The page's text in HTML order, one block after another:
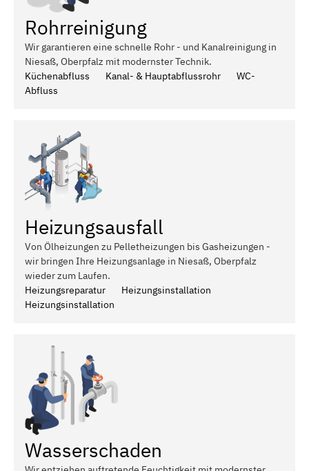
Rohrreinigung
Wir garantieren eine schnelle Rohr - und Kanalreinigung in
Niesaß, Oberpfalz mit modernster Technik.
Küchenabfluss
Kanal- & Hauptabflussrohr
WC-
Abfluss
Heizungsausfall
Von Ölheizungen zu Pelletheizungen bis Gasheizungen -
wir bringen Ihre Heizungsanlage in Niesaß, Oberpfalz
wieder zum Laufen.
Heizungsreparatur
Heizungsinstallation
Heizungsinstallation
Wasserschaden